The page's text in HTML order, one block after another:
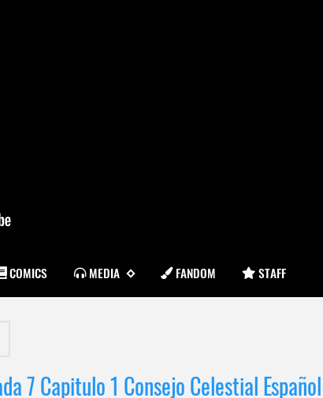
COMICS MEDIA FANDOM STAFF
7 Capitulo 1 Consejo Celestial